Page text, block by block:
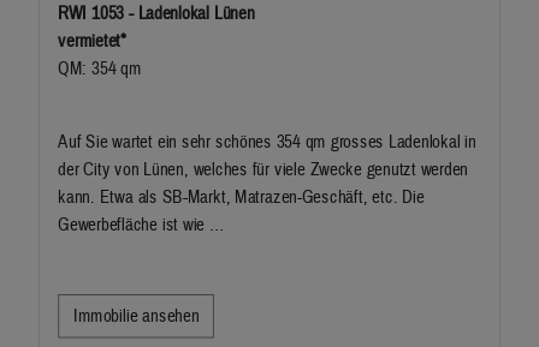
RWI 1053 - Ladenlokal Lünen
vermietet*
QM: 354 qm
Auf Sie wartet ein sehr schönes 354 qm grosses Ladenlokal in
der City von Lünen, welches für viele Zwecke genutzt werden
kann. Etwa als SB-Markt, Matrazen-Geschäft, etc. Die
Gewerbefläche ist wie …
Immobilie ansehen